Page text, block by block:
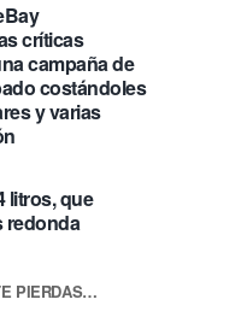
críticas
campaña de
costándoles
y varias
litros, que
redonda
PIERDAS…